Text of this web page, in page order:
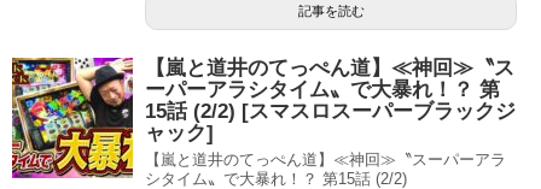
記事を読む
【嵐と道井のてっぺん道】≪神回≫〝ス
ーパーアラシタイム〟で大暴れ！？ 第
15話 (2/2) [スマスロスーパーブラックジ
ャック]
【嵐と道井のてっぺん道】≪神回≫〝スーパーアラ
シタイム〟で大暴れ！？ 第15話 (2/2)